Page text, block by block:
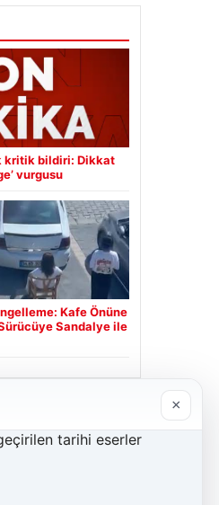
kritik bildiri: Dikkat
vurgusu
Kafe Önüne
Sandalye ile
×